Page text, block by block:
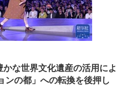
な世界文化遺産の活用によ
ンの都」への転換を後押し